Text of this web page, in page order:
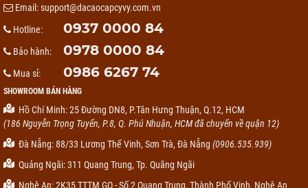
Email:support@dacaocapcyvy.com.vn
Hotline:
0937 0000 84
Bảo hành: 0978 0000 84
Mua sỉ: 0986 6267 74
SHOWROOM BÁN HÀNG
Hồ Chí Minh: 25 Đường DN8, P.Tân Hưng Thuận, Q.12, HCM
(186 Nguyễn Trọng Tuyển, P.8, Q. Phú Nhuận, HCM đã chuyển về quận 12)
Đà Nẵng: 88/33 Lương Thế Vinh, Sơn Trà, Đà Nẵng (0906.535.939)
Quảng Ngãi: 311 Quang Trung, Tp. Quãng Ngãi
Nghệ An: 2K35 TTTM GO - Số 2 Quang Trung, Thành Phố Vinh, Nghệ An